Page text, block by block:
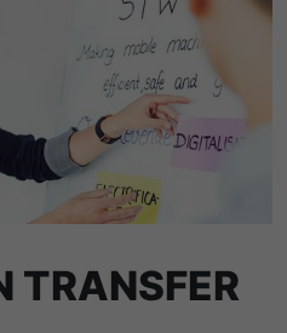
TRANSFER
的ID，用于生成访问者如何使
数据。
um Stellenanzeigen des
unserer Website
können die
werden.
信息
verwendet, um Besuche und
nachzuverfolgen. Die Daten